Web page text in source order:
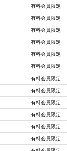
有料会員限定
有料会員限定
有料会員限定
有料会員限定
有料会員限定
有料会員限定
有料会員限定
有料会員限定
有料会員限定
有料会員限定
有料会員限定
有料会員限定